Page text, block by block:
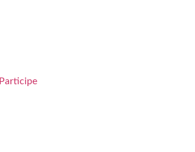
Participe